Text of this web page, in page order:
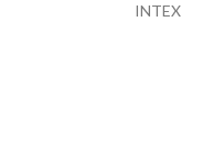
INTEX